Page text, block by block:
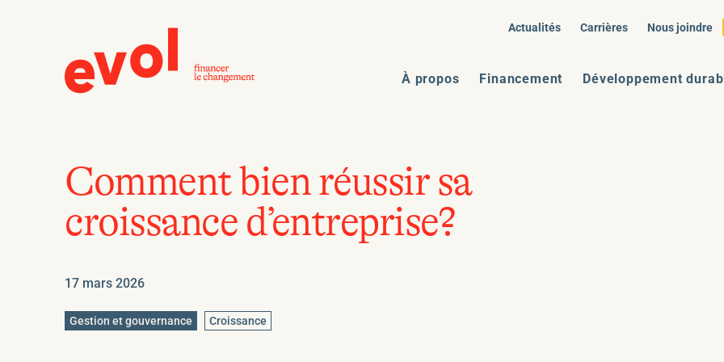
Actualités Carrières Nous joindre
À propos Financement Développement
Comment bien réussir sa
croissance d’entreprise?
17 mars 2026
Gestion et gouvernance Croissance